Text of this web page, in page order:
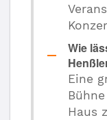
Wie
Eine
Haus